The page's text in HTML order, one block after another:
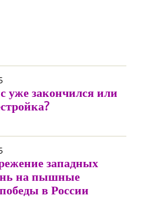
уже закончился или
западных
на пышные
в России